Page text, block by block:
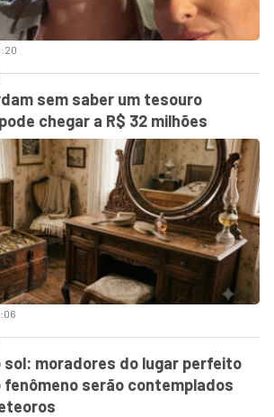
sem saber um tesouro
chegar a R$ 32 milhões
moradores do lugar perfeito
serão contemplados